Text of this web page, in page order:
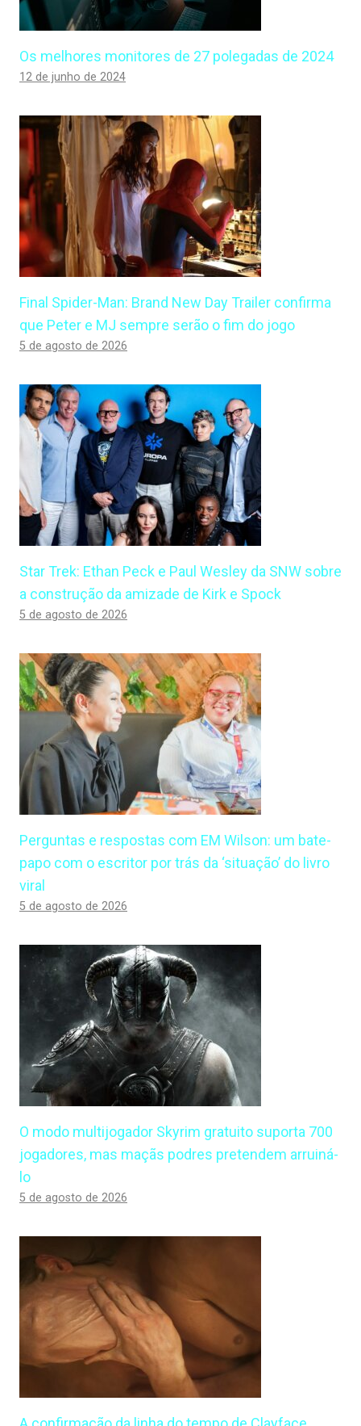
Os melhores monitores de 27 polegadas de 2024
12 de junho de 2024
Final Spider-Man: Brand New Day Trailer confirma
que Peter e MJ sempre serão o fim do jogo
5 de agosto de 2026
Star Trek: Ethan Peck e Paul Wesley da SNW sobre
a construção da amizade de Kirk e Spock
5 de agosto de 2026
Perguntas e respostas com EM Wilson: um bate-
papo com o escritor por trás da ‘situação’ do livro
viral
5 de agosto de 2026
O modo multijogador Skyrim gratuito suporta 700
jogadores, mas maçãs podres pretendem arruiná-
lo
5 de agosto de 2026